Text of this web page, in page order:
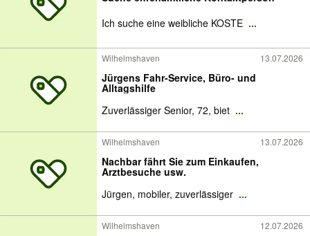
Ich suche eine weibliche KOSTE ...
Wilhelmshaven 13.07.2026
Jürgens Fahr-Service, Büro- und
Alltagshilfe
Zuverlässiger Senior, 72, biet ...
Wilhelmshaven 13.07.2026
Nachbar fährt Sie zum Einkaufen,
Arztbesuche usw.
Jürgen, mobiler, zuverlässiger ...
Wilhelmshaven 12.07.2026